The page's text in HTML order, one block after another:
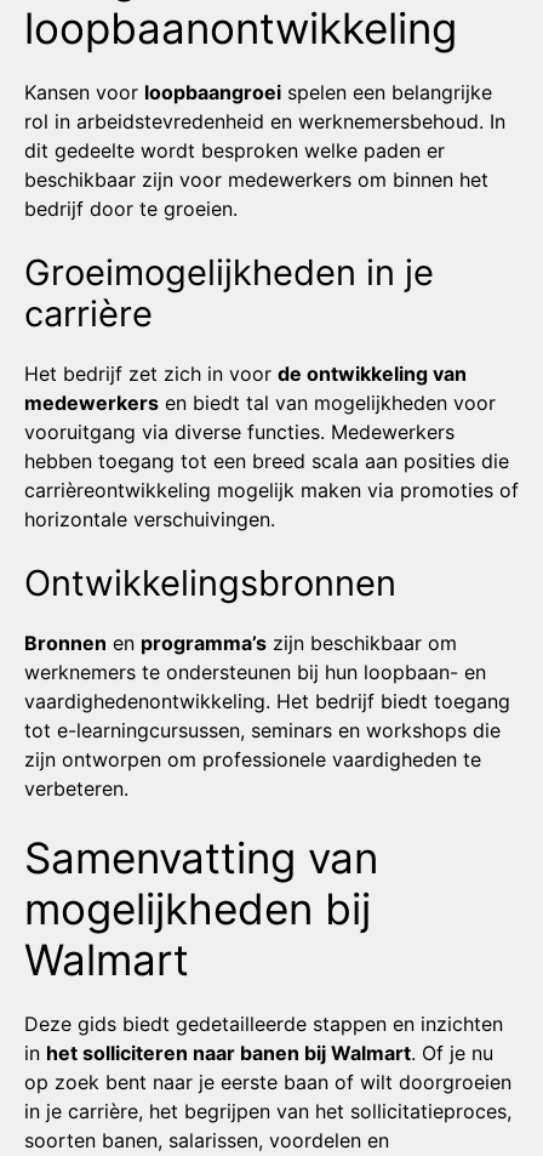
loopbaanontwikkeling
Kansen voor loopbaangroei spelen een belangrijke
rol in arbeidstevredenheid en werknemersbehoud. In
dit gedeelte wordt besproken welke paden er
beschikbaar zijn voor medewerkers om binnen het
bedrijf door te groeien.
Groeimogelijkheden in je
carrière
Het bedrijf zet zich in voor de ontwikkeling van
medewerkers en biedt tal van mogelijkheden voor
vooruitgang via diverse functies. Medewerkers
hebben toegang tot een breed scala aan posities die
carrièreontwikkeling mogelijk maken via promoties of
horizontale verschuivingen.
Ontwikkelingsbronnen
Bronnen en programma’s zijn beschikbaar om
werknemers te ondersteunen bij hun loopbaan- en
vaardighedenontwikkeling. Het bedrijf biedt toegang
tot e-learningcursussen, seminars en workshops die
zijn ontworpen om professionele vaardigheden te
verbeteren.
Samenvatting van
mogelijkheden bij
Walmart
Deze gids biedt gedetailleerde stappen en inzichten
in het solliciteren naar banen bij Walmart. Of je nu
op zoek bent naar je eerste baan of wilt doorgroeien
in je carrière, het begrijpen van het sollicitatieproces,
soorten banen, salarissen, voordelen en